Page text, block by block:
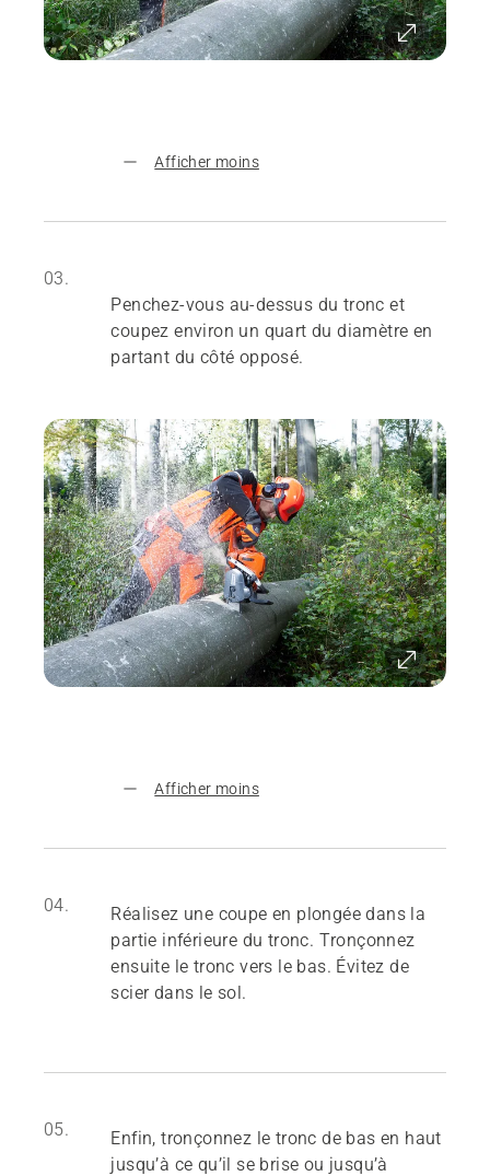
Afficher moins
03.
Penchez-vous au-dessus du tronc et
coupez environ un quart du diamètre en
partant du côté opposé.
Afficher moins
04.
Réalisez une coupe en plongée dans la
partie inférieure du tronc. Tronçonnez
ensuite le tronc vers le bas. Évitez de
scier dans le sol.
05.
Enfin, tronçonnez le tronc de bas en haut
jusqu’à ce qu’il se brise ou jusqu’à